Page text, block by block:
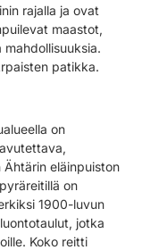
rajalla ja ovat
maastot,
patikka.
on
eläinpuiston
on
1900-luvun
jotka
Koko reitti